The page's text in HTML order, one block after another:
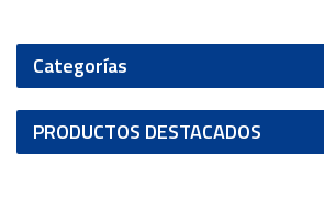
Categorías
PRODUCTOS DESTACADOS